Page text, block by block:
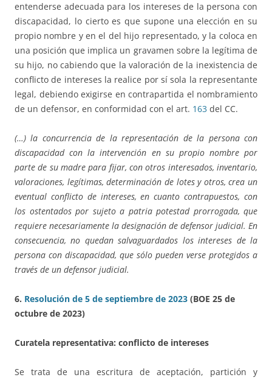
entenderse adecuada para los intereses de la persona con
discapacidad, lo cierto es que supone una elección en su
propio nombre y en el del hijo representado, y la coloca en
una posición que implica un gravamen sobre la legítima de
su hijo, no cabiendo que la valoración de la inexistencia de
conflicto de intereses la realice por sí sola la representante
legal, debiendo exigirse en contrapartida el nombramiento
de un defensor, en conformidad con el art. 163 del CC.
(…) la concurrencia de la representación de la persona con
discapacidad con la intervención en su propio nombre por
parte de su madre para fijar, con otros interesados, inventario,
valoraciones, legítimas, determinación de lotes y otros, crea un
eventual conflicto de intereses, en cuanto contrapuestos, con
los ostentados por sujeto a patria potestad prorrogada, que
requiere necesariamente la designación de defensor judicial. En
consecuencia, no quedan salvaguardados los intereses de la
persona con discapacidad, que sólo pueden verse protegidos a
través de un defensor judicial.
6. Resolución de 5 de septiembre de 2023 (BOE 25 de
octubre de 2023)
Curatela representativa: conflicto de intereses
Se trata de una escritura de aceptación, partición y